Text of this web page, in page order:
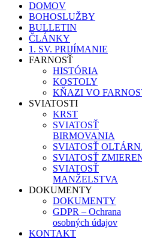
DOMOV
BOHOSLUŽBY
BULLETIN
ČLÁNKY
1. SV. PRIJÍMANIE
FARNOSŤ
HISTÓRIA
KOSTOLY
KŇAZI VO
SVIATOSTI
KRST
SVIATOSŤ
BIRMOVANIA
SVIATOSŤ
SVIATOSŤ
SVIATOSŤ
MANŽELSTVA
DOKUMENTY
DOKUMENTY
GDPR – Ochrana
osobných údajov
KONTAKT